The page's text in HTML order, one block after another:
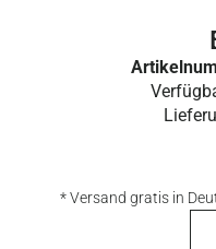
* Versand gratis in